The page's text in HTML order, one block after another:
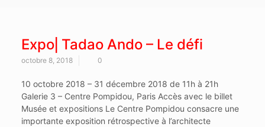
Expo⎜Tadao Ando – Le défi
octobre 8, 2018 0
10 octobre 2018 – 31 décembre 2018 de 11h à 21h
Galerie 3 – Centre Pompidou, Paris Accès avec le billet
Musée et expositions Le Centre Pompidou consacre une
importante exposition rétrospective à l’architecte